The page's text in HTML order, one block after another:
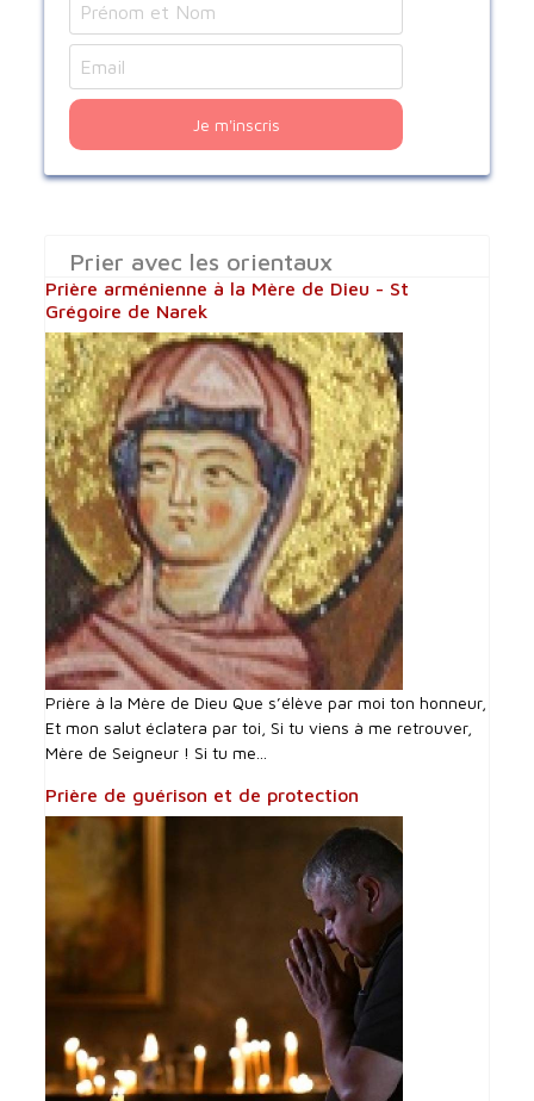
Je m'inscris
Prier avec les orientaux
Prière arménienne à la Mère de Dieu - St
Grégoire de Narek
Prière à la Mère de Dieu Que s’élève par moi ton honneur,
Et mon salut éclatera par toi, Si tu viens à me retrouver,
Mère de Seigneur ! Si tu me...
Prière de guérison et de protection